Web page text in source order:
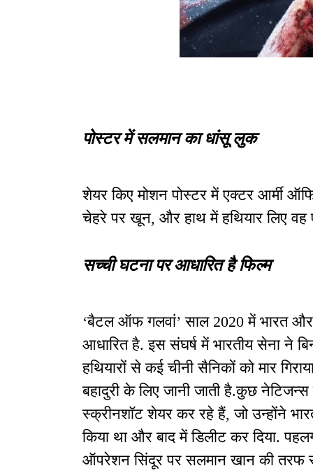
पोस्टर में सलमान का धांसू लुक
शेयर किए मोशन पोस्टर में एक्टर आर्मी
चेहरे पर खून, और हाथ में हथियार लिए
सच्ची घटना पर आधारित है फिल्म
‘बैटल ऑफ गलवां’ साल 2020 में भारत
आधारित है. इस संघर्ष में भारतीय सेना ने
हथियारों से कई चीनी सैनिकों को मार
बहादुरी के लिए जानी जाती है.कुछ
स्क्रीनशॉट शेयर कर रहे हैं, जो उन्होंने
किया था और बाद में डिलीट कर दिया.
ऑपरेशन सिंदूर पर सलमान खान की तरफ